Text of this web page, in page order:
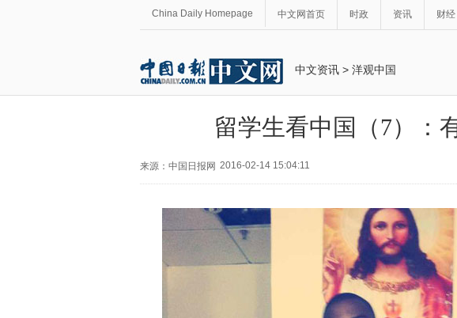
China Daily Homepage 中文网首页 时政 资讯 财经
中文资讯 > 洋观中国
留学生看中国（7）：
来源：中国日报网 2016-02-14 15:04:11